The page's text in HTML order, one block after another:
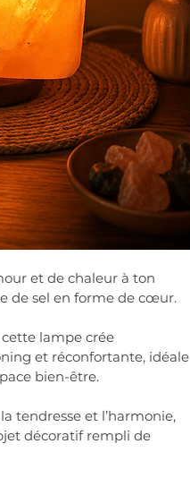
et de chaleur à ton
de sel en forme de cœur.
lampe crée
et réconfortante, idéale
bien-être.
tendresse et l’harmonie,
décoratif rempli de